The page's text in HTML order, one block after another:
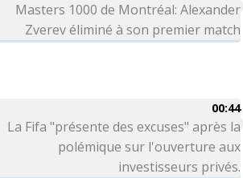
Masters 1000 de Montréal: Alexander
Zverev éliminé à son premier match
00:44
La Fifa "présente des excuses" après la
polémique sur l'ouverture aux
investisseurs privés.